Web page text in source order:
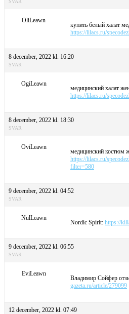
SVAR
OliLeawn
купить белый халат
https://lilacs.ru/
8 december, 2022 kl. 16:20
SVAR
OgiLeawn
медицинский халат
https://lilacs.ru/
8 december, 2022 kl. 18:30
SVAR
OviLeawn
медицинский костюм
https://lilacs.ru/
filter=580
9 december, 2022 kl. 04:52
SVAR
NulLeawn
Nordic Spirit: https://
9 december, 2022 kl. 06:55
SVAR
EviLeawn
Владимир Сойфер
gazeta.ru/article/279099
12 december, 2022 kl. 07:49